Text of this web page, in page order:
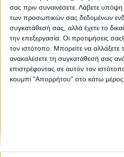
σας πριν συναινέσετε. Λάβετε υπόψη
των προσωπικών σας δεδομένων
συγκατάθεσή σας, αλλά έχετε το
την επεξεργασία. Οι προτιμήσεις
τον ιστότοπο. Μπορείτε να αλλάξετε
ανακαλέσετε τη συγκατάθεσή σας
επιστρέφοντας σε αυτόν τον
κουμπί "Απορρήτου" στο κάτω μέρος
Η τσέχικη εταιρεία JAWA φέρνει
Bobber, τα Perak και Bobber 42 τα
εφοδιάζονται με τον
απόδοσης 34 ίππων και 3,3 kgm και